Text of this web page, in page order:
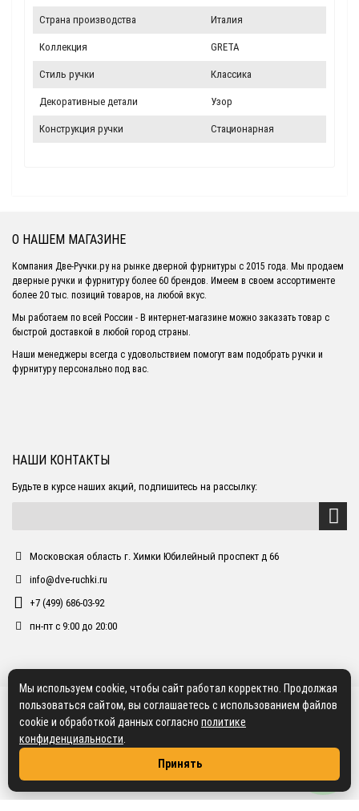
Страна производства Италия
Коллекция GRETA
Стиль ручки Классика
Декоративные детали Узор
Конструкция ручки Стационарная
О НАШЕМ МАГАЗИНЕ
Компания Две-Ручки.ру на рынке дверной фурнитуры с 2015 года. Мы продаем
дверные ручки и фурнитуру более 60 брендов. Имеем в своем ассортименте
более 20 тыс. позиций товаров, на любой вкус.
Мы работаем по всей России - В интернет-магазине можно заказать товар с
быстрой доставкой в любой город страны.
Наши менеджеры всегда с удовольствием помогут вам подобрать ручки и
фурнитуру персонально под вас.
НАШИ КОНТАКТЫ
Будьте в курсе наших акций, подпишитесь на рассылку:
Московская область г. Химки Юбилейный проспект д 66
info@dve-ruchki.ru
+7 (499) 686-03-92
пн-пт с 9:00 до 20:00
Мы используем cookie, чтобы сайт работал корректно. Продолжая
пользоваться сайтом, вы соглашаетесь с использованием файлов
cookie и обработкой данных согласно политике
конфиденциальности
Принять